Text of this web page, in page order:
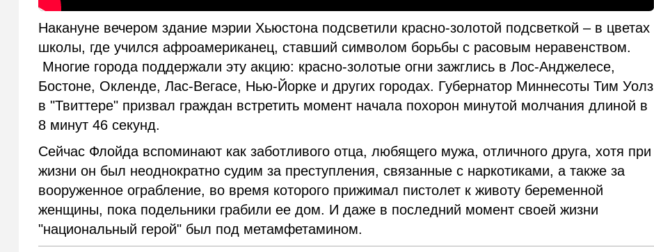
Накануне вечером здание мэрии Хьюстона подсветили красно-золотой подсветкой – в цветах
школы, где учился афроамериканец, ставший символом борьбы с расовым неравенством.
Многие города поддержали эту акцию: красно-золотые огни зажглись в Лос-Анджелесе,
Бостоне, Окленде, Лас-Вегасе, Нью-Йорке и других городах. Губернатор Миннесоты Тим Уолз
в "Твиттере" призвал граждан встретить момент начала похорон минутой молчания длиной в
8 минут 46 секунд.
Сейчас Флойда вспоминают как заботливого отца, любящего мужа, отличного друга, хотя при
жизни он был неоднократно судим за преступления, связанные с наркотиками, а также за
вооруженное ограбление, во время которого прижимал пистолет к животу беременной
женщины, пока подельники грабили ее дом. И даже в последний момент своей жизни
"национальный герой" был под метамфетамином.